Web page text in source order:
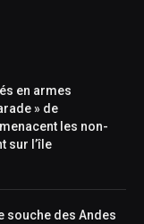
en armes
» de
les non-
sur l’île
souche des Andes